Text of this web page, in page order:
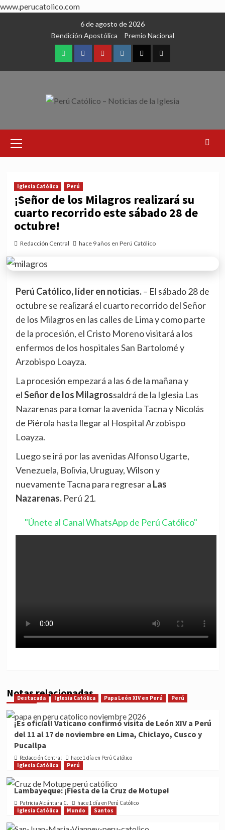
www.perucatolico.com
6 de agosto de 2026
Bendición Apostólica
Premio Nacional
WhatsAppFacebookYoutubeInstagram
X TikTok
Menu
Iglesia Católica Perú
¡Señor de los Milagros realizará su
cuarto recorrido este sábado 28 de
octubre!
Redacción Central hace 9 años en Perú Católico
Perú Católico, líder en noticias.– El sábado 28 de
octubre se realizará el cuarto recorrido del Señor
de los Milagros en las calles de Lima y como parte
de la procesión, el Cristo Moreno visitará a los
enfermos de los hospitales San Bartolomé y
Arzobispo Loayza.
La procesión empezará a las 6 de la mañana y
elSeñor de los Milagrossaldrá de la Iglesia Las
Nazarenas para tomar la avenida Tacna y Nicolás
de Piérola hasta llegar al Hospital Arzobispo
Loayza.
Luego se irá por las avenidas Alfonso Ugarte,
Venezuela, Bolivia, Uruguay, Wilson y
nuevamente Tacna para regresar a Las
Nazarenas. Perú 21.
"Únete al Canal WhatsApp de Perú Católico"
Notas relacionadas
Destacada Iglesia Católica Papa León XIV en Perú Perú
¡Es oficial! Vaticano confirmó visita de León XIV a Perú
del 11 al 17 de noviembre en Lima, Chiclayo, Cusco y
Pucallpa
Redacción Central
hace 1 día en Perú Católico
Iglesia Católica
Perú
Lambayeque: ¡Fiesta de la Cruz de Motupe!
Patricia Alcántara C.
hace 1 día en Perú Católico
Iglesia Católica
Mundo Santos